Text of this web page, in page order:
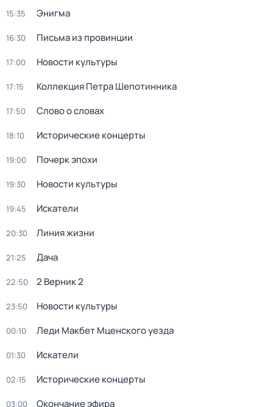
15:35 Энигма
16:30 Письма из провинции
17:00 Новости культуры
17:15 Коллекция Петра Шепотинника
17:50 Слово о словах
18:10 Исторические концерты
19:00 Почерк эпохи
19:30 Новости культуры
19:45 Искатели
20:30 Линия жизни
21:25 Дача
22:50 2 Верник 2
23:50 Новости культуры
00:10 Леди Макбет Мценского уезда
01:30 Искатели
02:15 Исторические концерты
03:00 Окончание эфира